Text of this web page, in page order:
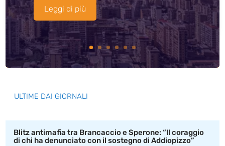
Leggi di più
ULTIME DAI GIORNALI
Blitz antimafia tra Brancaccio e Sperone: “Il coraggio
di chi ha denunciato con il sostegno di Addiopizzo”